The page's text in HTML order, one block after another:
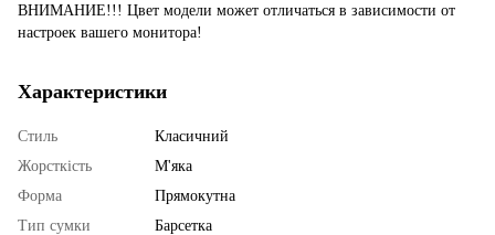
ВНИМАНИЕ!!! Цвет модели может отличаться в зависимости от
настроек вашего монитора!
Характеристики
Стиль
Класичний
Жорсткість
М'яка
Форма
Прямокутна
Тип сумки
Барсетка